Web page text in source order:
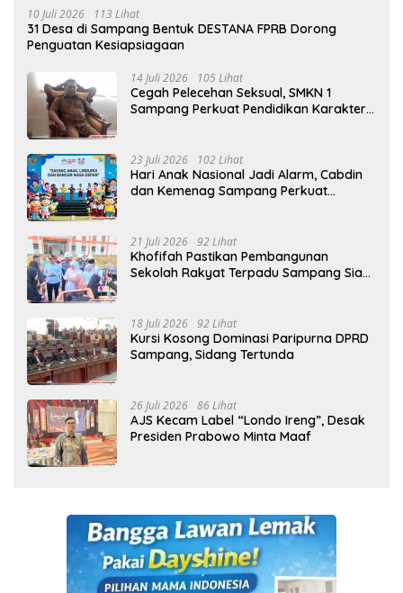
10 Juli 2026 113 Lihat
31 Desa di Sampang Bentuk DESTANA FPRB Dorong
Penguatan Kesiapsiagaan
14 Juli 2026 105 Lihat
Cegah Pelecehan Seksual, SMKN 1
Sampang Perkuat Pendidikan Karakter
23 Juli 2026 102 Lihat
Hari Anak Nasional Jadi Alarm, Cabdin
dan Kemenag Sampang Perkuat
21 Juli 2026 92 Lihat
Khofifah Pastikan Pembangunan
Sekolah Rakyat Terpadu Sampang Siap
18 Juli 2026 92 Lihat
Kursi Kosong Dominasi Paripurna DPRD
Sampang, Sidang Tertunda
26 Juli 2026 86 Lihat
AJS Kecam Label “Londo Ireng”, Desak
Presiden Prabowo Minta Maaf